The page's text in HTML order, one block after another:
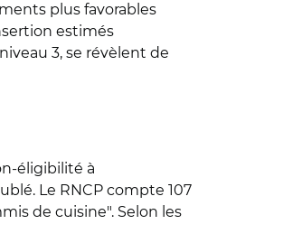
plus favorables
estimés
3, se révèlent de
éligibilité à
Le RNCP compte 107
de cuisine". Selon les